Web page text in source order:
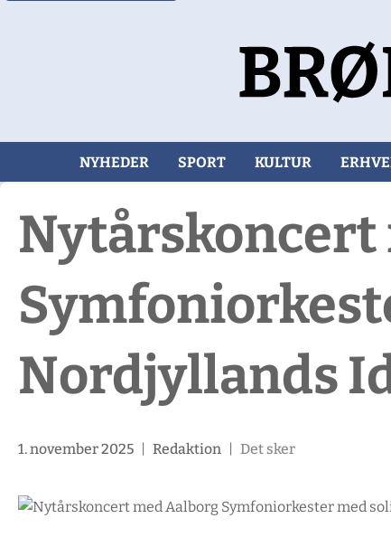
NYHEDER SPORT KULTUR
Nytårskoncert
Nordjyllands
1. november 2025| Redaktion| Det sker